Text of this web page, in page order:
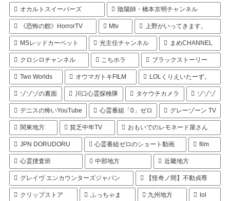
オカルトスイーパーズ 陰陽師・橋本京明チャンネル
《恐怖の館》HorrorTV Mtv 上野がいってきます。
MSレッドカーペット 光主任チャンネル まめCHANNEL
クロシロチャンネル こちホラ ブラックストーリー
Two Worlds オウマガトキFILM LOLくりえいたーず。
ゾゾゾの裏面 川口心霊探検隊 タケウチカメラ ゾゾゾ
デニスの怖いYouTube 心霊番組「0」ゼロ グレーゾーン TV
関東地方 貧乏中年TV おもいでのレモネード屋さん
JPN DORUDORU 心霊番組ゼロのショート動画 film
心霊捜査班 中部地方 近畿地方
グレイヴ エンカウンターズジャパン 【怪奇ノ間】不動貞尊
クリップストア ふっちゃま 九州地方 lol